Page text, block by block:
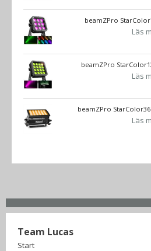
beamZPro
Läs
beamZPro
Läs
beamZPro
Läs
Team Lucas
Start